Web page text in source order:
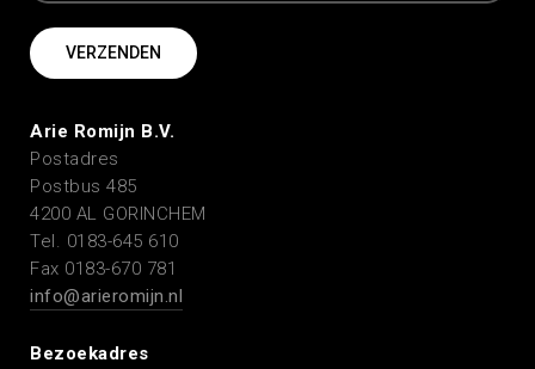
Arie Romijn B.V.
Postadres
Postbus 485
4200 AL GORINCHEM
Tel. 0183-645 610
Fax 0183-670 781
info@arieromijn.nl
Bezoekadres